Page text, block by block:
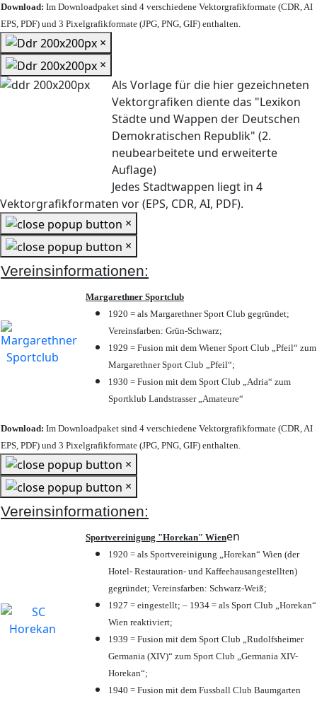
Download: Im Downloadpaket sind 4 verschiedene Vektorgrafikformate (CDR, AI
EPS, PDF) und 3 Pixelgrafikformate (JPG, PNG, GIF) enthalten.
×
×
Als Vorlage für die hier gezeichneten
Vektorgrafiken diente das "Lexikon
Städte und Wappen der Deutschen
Demokratischen Republik" (2.
neubearbeitete und erweiterte
Auflage)
Jedes Stadtwappen liegt in 4
Vektorgrafikformaten vor (EPS, CDR, AI, PDF).
×
×
Vereinsinformationen:
Margarethner Sportclub
1920 = als Margarethner Sport Club gegründet;
Vereinsfarben: Grün-Schwarz;
1929 = Fusion mit dem Wiener Sport Club „Pfeil“ zum
Margarethner Sport Club „Pfeil“;
1930 = Fusion mit dem Sport Club „Adria“ zum
Sportklub Landstrasser „Amateure“
Download: Im Downloadpaket sind 4 verschiedene Vektorgrafikformate (CDR, AI
EPS, PDF) und 3 Pixelgrafikformate (JPG, PNG, GIF) enthalten.
×
×
Vereinsinformationen:
Sportvereinigung "Horekan" Wienen
1920 = als Sportvereinigung „Horekan“ Wien (der
Hotel- Restauration- und Kaffeehausangestellten)
gegründet; Vereinsfarben: Schwarz-Weiß;
1927 = eingestellt; – 1934 = als Sport Club „Horekan“
Wien reaktiviert;
1939 = Fusion mit dem Sport Club „Rudolfsheimer
Germania (XIV)“ zum Sport Club „Germania XIV-
Horekan“;
1940 = Fusion mit dem Fussball Club Baumgarten